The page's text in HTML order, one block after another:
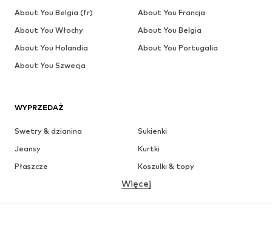
WYPRZEDAŻ
Swetry & dzianina
Sukienki
Jeansy
Kurtki
Płaszcze
Koszulki & topy
Bielizna
Spódnice
Bluzki & koszule
Więcej
About You Belgia (fr)
About You Francja
About You Włochy
About You Belgia
About You Holandia
About You Portugalia
About You Szwecja